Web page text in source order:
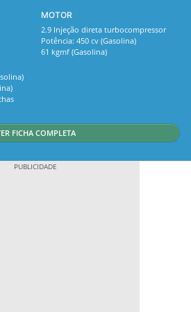
MOTOR
2.9 Injeção direta turbocompressor
Potência: 450 cv (Gasolina)
61 kgmf (Gasolina)
FICHA COMPLETA